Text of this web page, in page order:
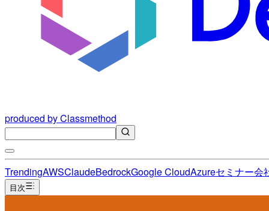
produced by Classmethod
TrendingAWSClaudeBedrockGoogle CloudAzureセミナー会
目次